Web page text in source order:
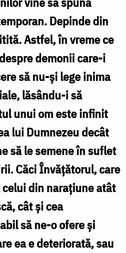
Depinde din
Astfel, în vreme ce
demonii care-i
să nu-și lege inima
lăsându-i să
unui om este infinit
lui Dumnezeu decât
să le semene în suflet
Căci Învățătorul, care
din narațiune atât
cât și cea
să ne-o ofere și
ea e deteriorată, sau